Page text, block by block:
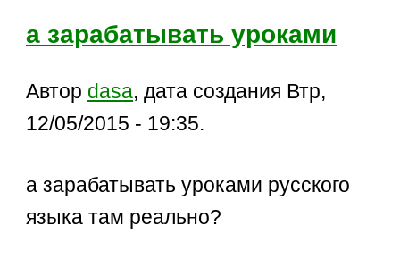
а зарабатывать уроками
Автор dasa, дата создания Втр,
12/05/2015 - 19:35.
а зарабатывать уроками русского
языка там реально?